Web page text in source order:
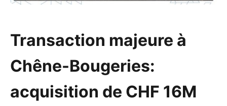
Transaction majeure à
Chêne-Bougeries:
acquisition de CHF 16M